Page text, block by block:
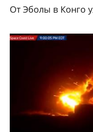
От Эболы в Конго